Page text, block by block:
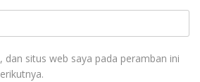
dan situs web saya pada peramban ini